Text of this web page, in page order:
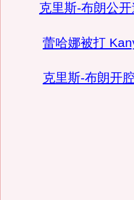
克里斯-布朗公
蕾哈娜被打
克里斯-布朗开